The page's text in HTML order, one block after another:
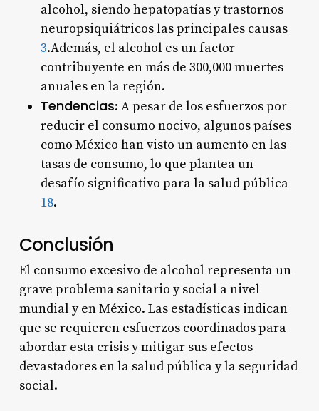
alcohol, siendo hepatopatías y trastornos
neuropsiquiátricos las principales causas
3.Además, el alcohol es un factor
contribuyente en más de 300,000 muertes
anuales en la región.
Tendencias: A pesar de los esfuerzos por
reducir el consumo nocivo, algunos países
como México han visto un aumento en las
tasas de consumo, lo que plantea un
desafío significativo para la salud pública
18.
Conclusión
El consumo excesivo de alcohol representa un
grave problema sanitario y social a nivel
mundial y en México. Las estadísticas indican
que se requieren esfuerzos coordinados para
abordar esta crisis y mitigar sus efectos
devastadores en la salud pública y la seguridad
social.